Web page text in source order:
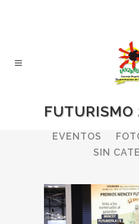
FUTURISMO
ALL BODEGAS
EVENTOS
SIN